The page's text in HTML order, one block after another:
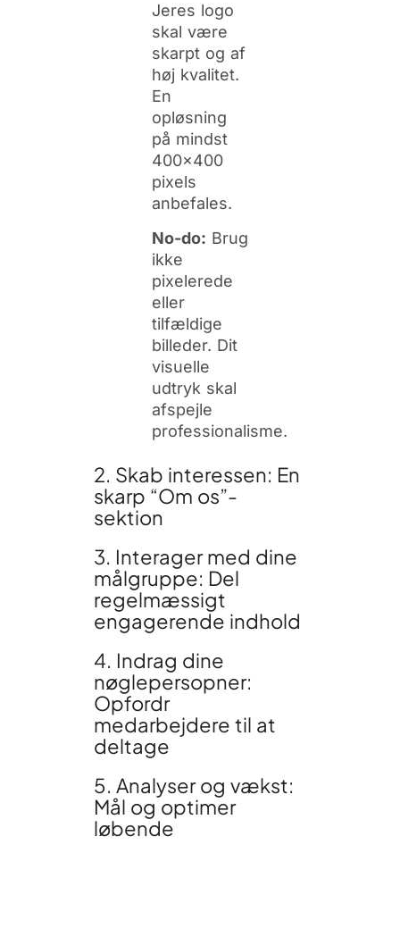
Jeres logo
skal være
skarpt og af
høj kvalitet.
En
opløsning
på mindst
400×400
pixels
anbefales.
No-do: Brug
ikke
pixelerede
eller
tilfældige
billeder. Dit
visuelle
udtryk skal
afspejle
professionalisme.
2. Skab interessen: En
skarp “Om os”-
sektion
3. Interager med dine
målgruppe: Del
regelmæssigt
engagerende indhold
4. Indrag dine
nøglepersopner:
Opfordr
medarbejdere til at
deltage
5. Analyser og vækst:
Mål og optimer
løbende